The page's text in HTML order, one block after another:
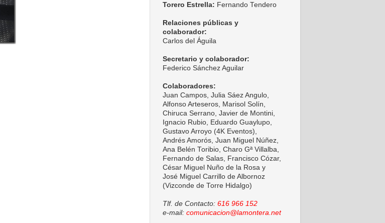
Torero Estrella: Fernando Tendero
Relaciones públicas y
colaborador:
Carlos del Águila
Secretario y colaborador:
Federico Sánchez Aguilar
Colaboradores:
Juan Campos, Julia Sáez Angulo,
Alfonso Arteseros, Marisol Solín,
Chiruca Serrano, Javier de Montini,
Ignacio Rubio, Eduardo Guaylupo,
Gustavo Arroyo (4K Eventos),
Andrés Amorós, Juan Miguel Núñez,
Ana Belén Toribio, Charo Gª Villalba,
Fernando de Salas, Francisco Cózar,
César Miguel Nuño de la Rosa y
José Miguel Carrillo de Albornoz
(Vizconde de Torre Hidalgo)
Tlf. de Contacto: 616 966 152
e-mail: comunicacion@lamontera.net